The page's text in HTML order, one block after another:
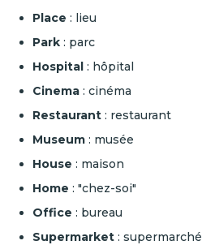
Place : lieu
Park : parc
Hospital : hôpital
Cinema : cinéma
Restaurant : restaurant
Museum : musée
House : maison
Home : "chez-soi"
Office : bureau
Supermarket : supermarché